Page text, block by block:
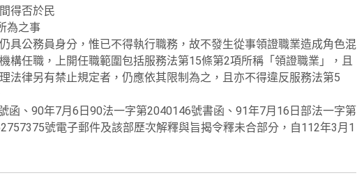
得否於民
為之事
具公務員身分，惟已不得執行職務，故不發生從事領證職業造成角色混
構任職，上開任職範圍包括服務法第15條第2項所稱「領證職業」，且
法律另有禁止規定者，仍應依其限制為之，且亦不得違反服務法第5
函、90年7月6日90法一字第2040146號書函、91年7月16日部法一字第
號電子郵件及該部歷次解釋與旨揭令釋未合部分，自112年3月1